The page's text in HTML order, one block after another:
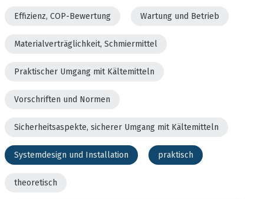
Effizienz, COP-Bewertung Wartung und Betrieb
Materialverträglichkeit, Schmiermittel
Praktischer Umgang mit Kältemitteln
Vorschriften und Normen
Sicherheitsaspekte, sicherer Umgang mit Kältemitteln
Systemdesign und Installation praktisch
theoretisch